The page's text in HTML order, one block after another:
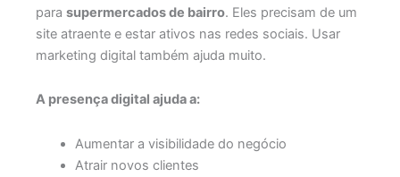
para supermercados de bairro. Eles precisam de um
site atraente e estar ativos nas redes sociais. Usar
marketing digital também ajuda muito.
A presença digital ajuda a:
Aumentar a visibilidade do negócio
Atrair novos clientes